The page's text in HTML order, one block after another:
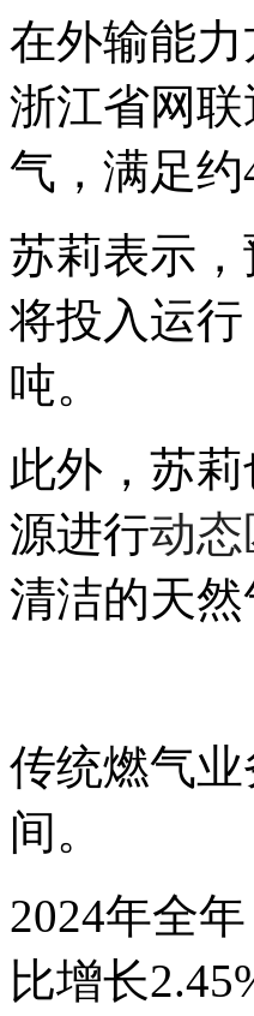
在外输能
浙江省网
气，满足
苏莉表示
将投入运
吨。
此外，苏
源进行动
清洁的天然
传统燃气
间。
2024年全
比增长